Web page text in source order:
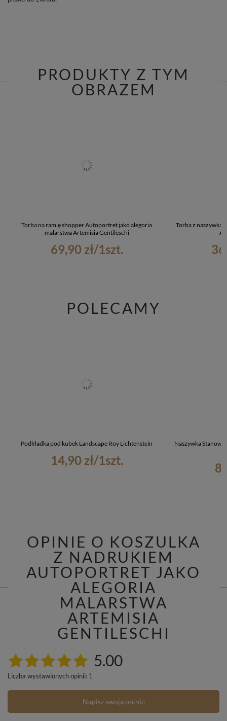
PRODUKTY Z TYM
OBRAZEM
Torba na ramię shopper Autoportret jako alegoria
malarstwa Artemisia Gentileschi
69,90 zł/1szt.
Torba z naszywką
POLECAMY
Podkładka pod kubek Landscape Roy Lichtenstein
14,90 zł/1szt.
Naszywka
OPINIE O KOSZULKA
Z NADRUKIEM
AUTOPORTRET JAKO
ALEGORIA
MALARSTWA
ARTEMISIA
GENTILESCHI
5.00
Liczba wystawionych opinii: 1
Napisz swoją opinię